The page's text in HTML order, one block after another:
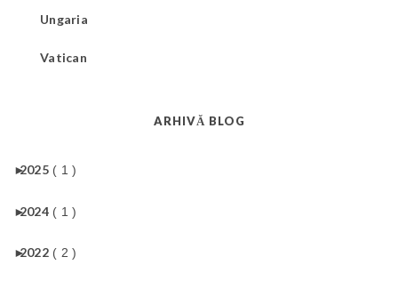
Ungaria
Vatican
ARHIVĂ BLOG
►
2025 ( 1 )
►
2024 ( 1 )
►
2022 ( 2 )